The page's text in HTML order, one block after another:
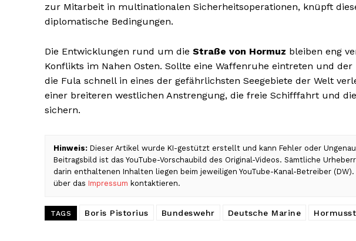
zur Mitarbeit in multinationalen Sicherheitsoperationen, knüpft
diplomatische Bedingungen.
Die Entwicklungen rund um die Straße von Hormuz bleiben eng
Konflikts im Nahen Osten. Sollte eine Waffenruhe eintreten und
die Fula schnell in eines der gefährlichsten Seegebiete der Welt
einer breiteren westlichen Anstrengung, die freie Schifffahrt und
sichern.
Hinweis: Dieser Artikel wurde KI-gestützt erstellt und kann Fehler oder
Beitragsbild ist das YouTube-Vorschaubild des Original-Videos. Sämtliche
darin enthaltenen Inhalten liegen beim jeweiligen YouTube-Kanal-Betreiber
über das Impressum kontaktieren.
TAGS Boris Pistorius Bundeswehr Deutsche Marine